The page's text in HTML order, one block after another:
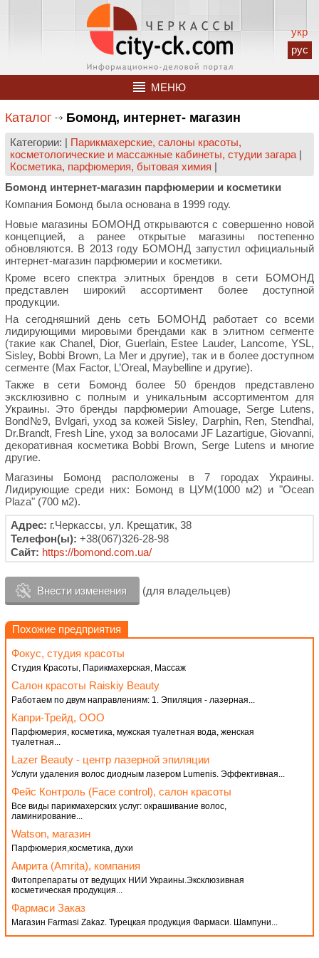
укр
рус
МЕНЮ
Каталог Бомонд, интернет- магазин
Категории: | Парикмахерские, салоны красоты,
косметологические и массажные кабинеты, студии загара |
Косметика, парфюмерия, бытовая химия |
Бомонд интернет-магазин парфюмерии и косметики
Компания Бомонд была основана в 1999 году.
Новые магазины БОМОНД открываются с совершенно новой
концепцией, а ранее открытые магазины постепенно
обновляются. В 2013 году БОМОНД запустил официальный
интернет-магазин парфюмерии и косметики.
Кроме всего спектра элитных брендов в сети БОМОНД
представлен широкий ассортимент более доступной
продукции.
На сегодняшний день сеть БОМОНД работает со всеми
лидирующими мировыми брендами как в элитном сегменте
(такие как Chanel, Dior, Guerlain, Estee Lauder, Lancome, YSL,
Sisley, Bobbi Brown, La Mer и другие), так и в более доступном
сегменте (Max Factor, L’Oreal, Maybelline и другие).
Также в сети Бомонд более 50 брендов представлено
эксклюзивно с полным и уникальным ассортиментом для
Украины. Это бренды парфюмерии Amouage, Serge Lutens,
Bond№9, Bvlgari, уход за кожей Sisley, Darphin, Ren, Stendhal,
Dr.Brandt, Fresh Line, уход за волосами JF Lazartigue, Giovanni,
декоративная косметика Bobbi Brown, Serge Lutens и многие
другие.
Магазины Бомонд расположены в 7 городах Украины.
Лидирующие среди них: Бомонд в ЦУМ(1000 м2) и "Ocean
Plaza" (700 м2).
Адрес: г.Черкассы, ул. Крещатик, 38
Телефон(ы): +38(067)326-28-98
Сайт: https://bomond.com.ua/
Внести изменения (для владельцев)
Похожие предприятия
Фокус, студия красоты
Студия Красоты, Парикмахерская, Массаж
Салон красоты Raiskiy Beauty
Работаем по двум направлениям: 1. Эпиляция - лазерная...
Капри-Трейд, ООО
Парфюмерия, косметика, мужская туалетная вода, женская
туалетная...
Lazer Beauty - центр лазерной эпиляции
Услуги удаления волос диодным лазером Lumenis. Эффективная...
Фейс Контроль (Face control), салон красоты
Все виды парикмахерских услуг: окрашивание волос,
ламинирование...
Watson, магазин
Парфюмерия,косметика, духи
Амрита (Amrita), компания
Фитопрепараты от ведущих НИИ Украины.Эксклюзивная
косметическая продукция...
Фармаси Заказ
Магазин Farmasi Zakaz. Турецкая продукция Фармаси. Шампуни...